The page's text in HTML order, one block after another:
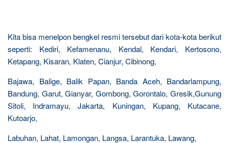
Kita bisa menelpon bengkel resmi tersebut dari kota-kota berikut
seperti: Kediri, Kefamenanu, Kendal, Kendari, Kertosono,
Ketapang, Kisaran, Klaten, Cianjur, Cibinong,
Bajawa, Balige, Balik Papan, Banda Aceh, Bandarlampung,
Bandung, Garut, Gianyar, Gombong, Gorontalo, Gresik,Gunung
Sitoli, Indramayu, Jakarta, Kuningan, Kupang, Kutacane,
Kutoarjo,
Labuhan, Lahat, Lamongan, Langsa, Larantuka, Lawang,